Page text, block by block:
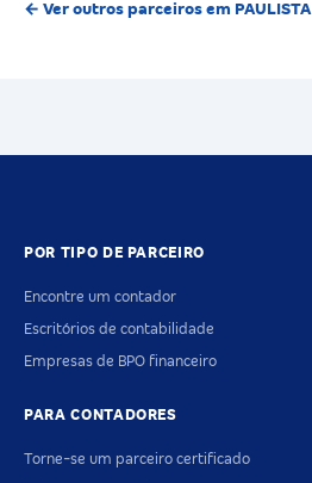
← Ver outros parceiros em PAULISTA
POR TIPO DE PARCEIRO
Encontre um contador
Escritórios de contabilidade
Empresas de BPO financeiro
PARA CONTADORES
Torne-se um parceiro certificado